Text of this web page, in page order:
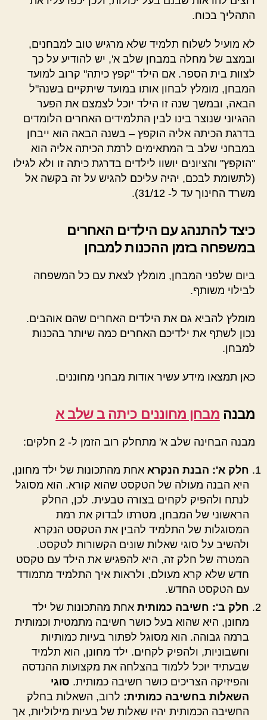
התהליך בכוח.
לא מועיל לשלוח תלמיד שלא מרגיש טוב למבחנים,
ובמצב של מחלה במבחן שלב א', יש להודיע על כך
לצוות בית הספר. אם הילד "קפץ כיתה" קרוב למועד
המבחן, מומלץ לבחון אותו במועד שיתקיים בשנה"ל
הבאה, ובמשך שנה זו הילד יוכל לצמצם את הפער
ההגיוני שנוצר בינו לבין התלמידים האחרים הלומדים
בדרגת הכיתה אליה הוקפץ – בשנה הבאה הוא ייבחן
במבחני שלב ב' המתאימים לרמת הכיתה אליה הוא
"הוקפץ" והציונים יושוו לילדים בדרגת כיתה זו ולא לגילו
(לתשומת לבכם, יהיה עליכם להגיש על זה בקשה אל
משרד החינוך עד ל- 31/12).
כיצד להתנהג עם הילדים האחרים
במשפחה בזמן ההכנות למבחן
ביום שלפני המבחן, מומלץ לצאת עם כל המשפחה
לבילוי משותף.
מומלץ להביא גם את הילדים האחרים שהם אוהבים.
נכון לשתף את ילדיכם האחרים כמה שיותר בהכנות
למבחן.
כאן תמצאו מידע עשיר אודות מבחני מחוננים.
מבנה מבחן מחוננים כיתה ב שלב א
מבנה הבחינה שלב א' מתחלק רוב הזמן ל- 2 חלקים:
חלק א': הבנת הנקרא אחת מהתכונות של ילד מחונן,
היא הבנה מעולה של הטקסט שהוא קורא. הוא מסוגל
לנתח ולהפיק לקחים בצורה טבעית. לכן, החלק
הראשוני של המבחן, מטרתו לבדוק את רמת
המסוגלות של התלמיד להבין את הטקסט הנקרא
ולהשיב על סוגי שאלות שונים הקשורות לטקסט.
המטרה של חלק זה, היא להפגיש את הילד עם טקסט
חדש שלא קרא מעולם, ולראות איך התלמיד מתמודד
עם הטקסט החדש.
חלק ב': חשיבה כמותית אחת מהתכונות של ילד
מחונן, היא שהוא בעל כושר חשיבה מתמטית וכמותית
ברמה גבוהה. הוא מסוגל לפתור בעיות כמותיות
וחשבוניות, ולהפיק לקחים. ילד מחונן, הוא תלמיד
שבעתיד יוכל ללמוד בהצלחה את מקצועות ההנדסה
והפיזיקה הצריכים כושר חשיבה כמותית. סוגי
השאלות בחשיבה כמותית: לרוב, השאלות בחלק
החשיבה הכמותית יהיו שאלות של בעיות מילוליות, אך